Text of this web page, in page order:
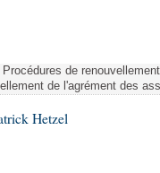
de
de l'agrément des
Hetzel